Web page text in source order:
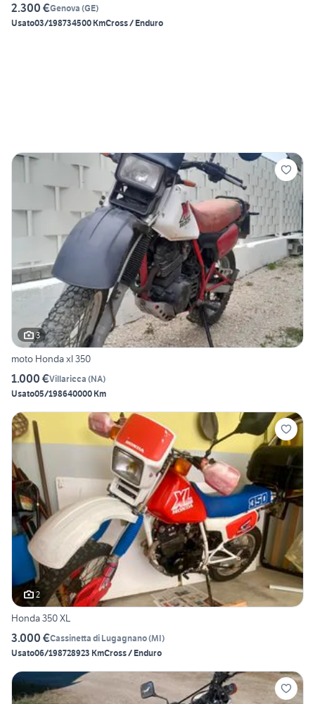
2.300 €Genova (GE)
Usato03/198734500 KmCross / Enduro
3
moto Honda xl 350
1.000 €Villaricca (NA)
Usato05/198640000 Km
2
Honda 350 XL
3.000 €Cassinetta di Lugagnano(MI)
Usato06/198728923 KmCross / Enduro